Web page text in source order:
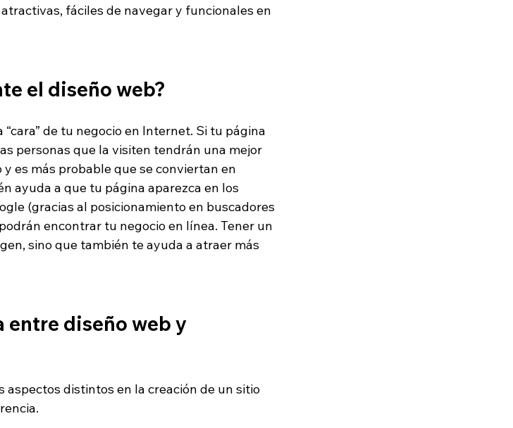
fáciles de navegar y funcionales en
el diseño web?
de tu negocio en Internet. Si tu página
personas que la visiten tendrán una mejor
es más probable que se conviertan en
ayuda a que tu página aparezca en los
(gracias al posicionamiento en buscadores
encontrar tu negocio en línea. Tener un
sino que también te ayuda a atraer más
entre diseño web y
aspectos distintos en la creación de un sitio